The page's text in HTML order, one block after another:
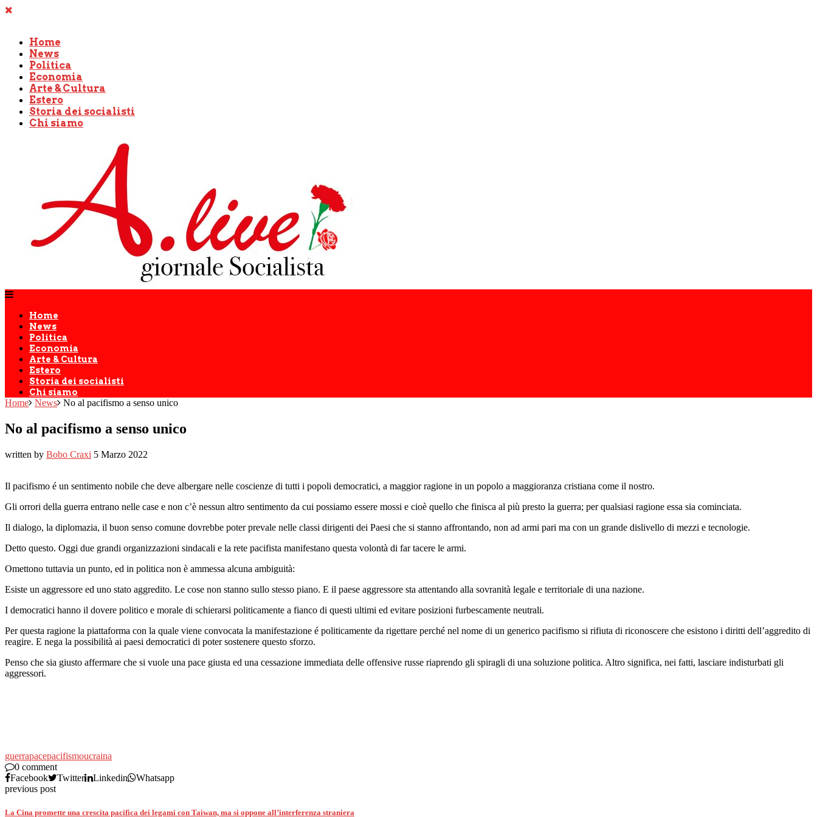
Home
News
Politica
Economia
Arte & Cultura
Estero
Storia dei socialisti
Chi siamo
Home
News
Politica
Economia
Arte & Cultura
Estero
Storia dei socialisti
Chi siamo
Home News No al pacifismo a senso unico
No al pacifismo a senso unico
written by Bobo Craxi 5 Marzo 2022
Il pacifismo é un sentimento nobile che deve albergare nelle coscienze di tutti i popoli democratici, a maggior ragione in un popolo a maggioranza cristiana come il nostro.
Gli orrori della guerra entrano nelle case e non c’è nessun altro sentimento da cui possiamo essere mossi e cioè quello che finisca al più presto la guerra; per qualsiasi ragione essa sia cominciata.
Il dialogo, la diplomazia, il buon senso comune dovrebbe poter prevale nelle classi dirigenti dei Paesi che si stanno affrontando, non ad armi pari ma con un grande dislivello di mezzi e tecnologie.
Detto questo. Oggi due grandi organizzazioni sindacali e la rete pacifista manifestano questa volontà di far tacere le armi.
Omettono tuttavia un punto, ed in politica non è ammessa alcuna ambiguità:
Esiste un aggressore ed uno stato aggredito. Le cose non stanno sullo stesso piano. E il paese aggressore sta attentando alla sovranità legale e territoriale di una nazione.
I democratici hanno il dovere politico e morale di schierarsi politicamente a fianco di questi ultimi ed evitare posizioni furbescamente neutrali.
Per questa ragione la piattaforma con la quale viene convocata la manifestazione é politicamente da rigettare perché nel nome di un generico pacifismo si rifiuta di riconoscere che esistono i diritti dell’aggredito di
reagire. E nega la possibilità ai paesi democratici di poter sostenere questo sforzo.
Penso che sia giusto affermare che si vuole una pace giusta ed una cessazione immediata delle offensive russe riaprendo gli spiragli di una soluzione politica. Altro significa, nei fatti, lasciare indisturbati gli
aggressori.
guerrapacepacifismoucraina
0 comment
Facebook
Twitter Linkedin
Whatsapp
previous post
La Cina promette una crescita pacifica dei legami con Taiwan, ma si oppone all’interferenza straniera